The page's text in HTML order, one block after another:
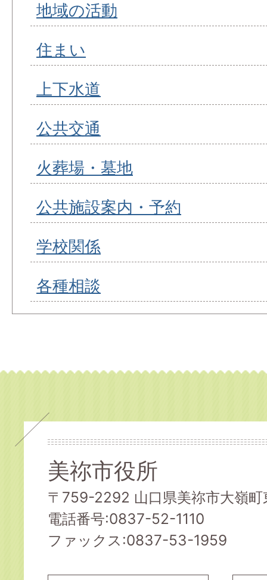
地域の活動
住まい
上下水道
公共交通
火葬場・墓地
公共施設案内・予約
学校関係
各種相談
美祢市役所
〒759-2292 山口県美祢市大嶺
電話番号:0837-52-1110
ファックス:0837-53-1959